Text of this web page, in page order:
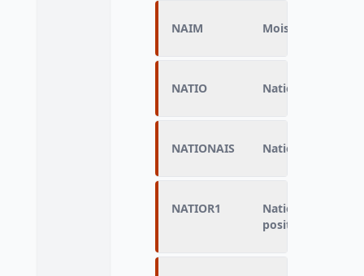
NAIM Mois de naissance
NATIO Nationalité
NATIONAIS Nationalité à la
NATIOR1
Nationalité
position)